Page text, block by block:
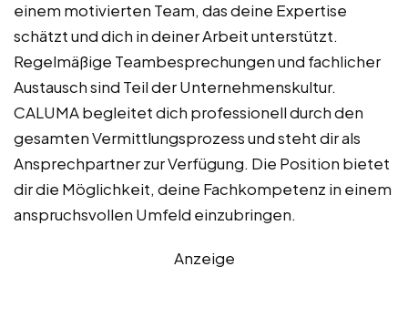
einem motivierten Team, das deine Expertise
schätzt und dich in deiner Arbeit unterstützt.
Regelmäßige Teambesprechungen und fachlicher
Austausch sind Teil der Unternehmenskultur.
CALUMA begleitet dich professionell durch den
gesamten Vermittlungsprozess und steht dir als
Ansprechpartner zur Verfügung. Die Position bietet
dir die Möglichkeit, deine Fachkompetenz in einem
anspruchsvollen Umfeld einzubringen.
Anzeige